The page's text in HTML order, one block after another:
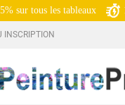
sur tous les tableaux
INSCRIPTION